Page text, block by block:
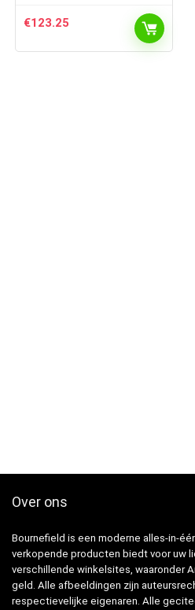
€123.25
Over ons
Bournefield is een moderne alles-in-
verkopende producten biedt voor uw
verschillende winkelsites, waaronder
geld. Alle afbeeldingen zijn
respectievelijke eigenaren. Alle